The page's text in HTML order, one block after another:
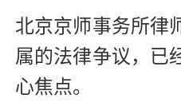
北京京师事务所律
属的法律争议，已
心焦点。